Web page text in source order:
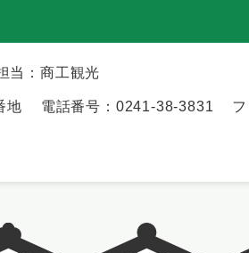
当：商工観光
地 電話番号：0241-38-3831